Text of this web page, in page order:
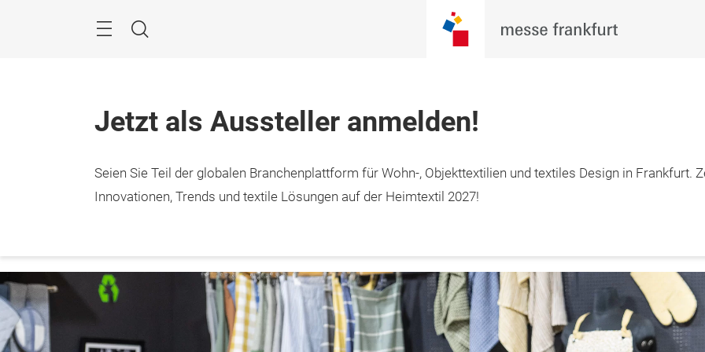
Suche
Jetzt als Aussteller anmelden!
Seien Sie Teil der globalen Branchenplattform für Wohn-, Objekttextilien und textiles Design in Frankfurt.
Innovationen, Trends und textile Lösungen auf der Heimtextil 2027!
12. – 15. Januar 2027
sichern